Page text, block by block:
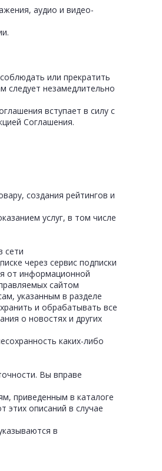
аудио и видео-
или прекратить
следует незамедлительно
вступает в силу с
Соглашения.
создания рейтингов и
услуг, в том числе
сети
через сервис подписки
от информационной
сайтом
указанным в разделе
и обрабатывать все
о новостях и других
каких-либо
Вы вправе
приведенным в каталоге
этих описаний в случае
в